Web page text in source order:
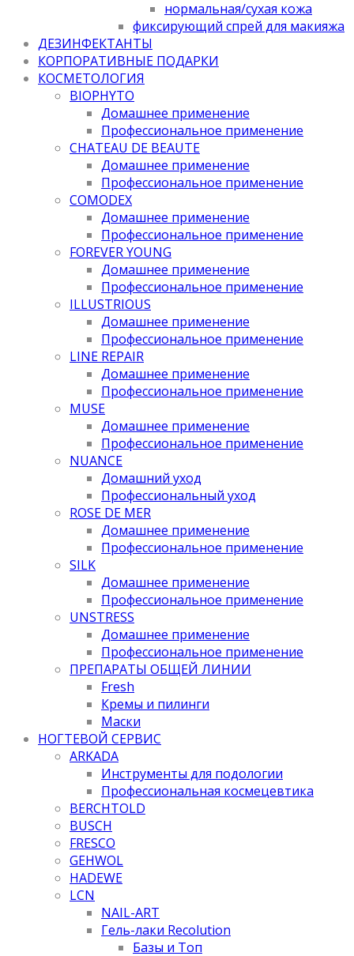
нормальная/cухая кожа
фиксирующий спрей для макияжа
ДЕЗИНФЕКТАНТЫ
КОРПОРАТИВНЫЕ ПОДАРКИ
КОСМЕТОЛОГИЯ
BIOPHYTO
Домашнее применение
Профессиональное применение
CHATEAU DE BEAUTE
Домашнее применение
Профессиональное применение
COMODEX
Домашнее применение
Профессиональное применение
FOREVER YOUNG
Домашнее применение
Профессиональное применение
ILLUSTRIOUS
Домашнее применение
Профессиональное применение
LINE REPAIR
Домашнее применение
Профессиональное применение
MUSE
Домашнее применение
Профессиональное применение
NUANCE
Домашний уход
Профессиональный уход
ROSE DE MER
Домашнее применение
Профессиональное применение
SILK
Домашнее применение
Профессиональное применение
UNSTRESS
Домашнее применение
Профессиональное применение
ПРЕПАРАТЫ ОБЩЕЙ ЛИНИИ
Fresh
Кремы и пилинги
Маски
НОГТЕВОЙ СЕРВИС
ARKADA
Инструменты для подологии
Профессиональная космецевтика
BERCHTOLD
BUSCH
FRESCO
GEHWOL
HADEWE
LCN
NAIL-ART
Гель-лаки Recolution
Базы и Топ